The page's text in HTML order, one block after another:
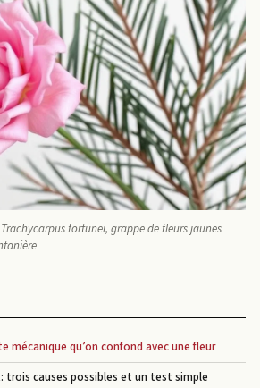
fortunei, grappe de fleurs jaunes
mécanique qu’on confond avec une fleur
trois causes possibles et un test simple